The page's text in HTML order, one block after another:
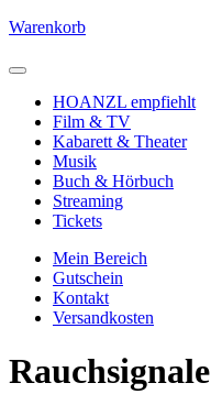
Warenkorb
HOANZL empfiehlt
Film & TV
Kabarett & Theater
Musik
Buch & Hörbuch
Streaming
Tickets
Mein Bereich
Gutschein
Kontakt
Versandkosten
Rauchsignale